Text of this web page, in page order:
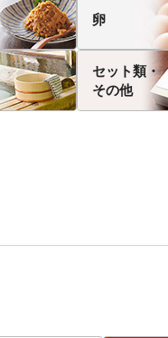
卵
セット類・
その他